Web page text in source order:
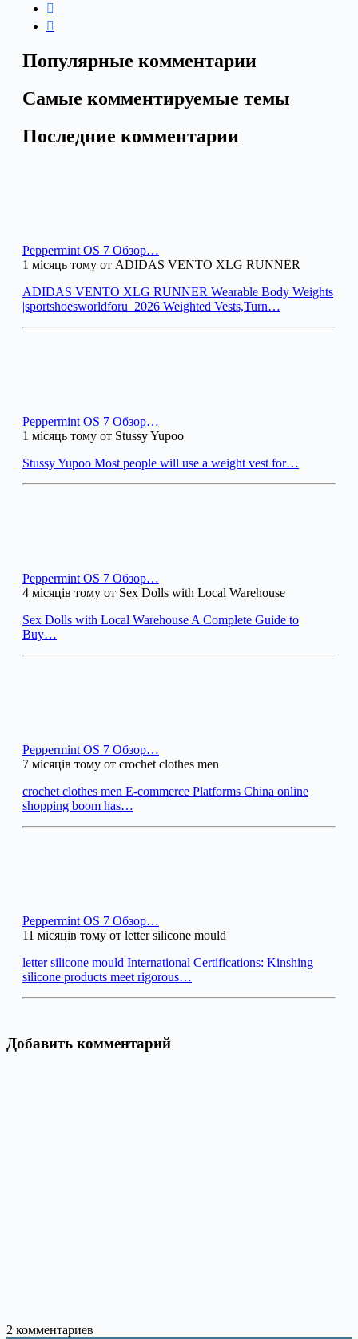
Популярные комментарии
Самые комментируемые темы
Последние комментарии
Peppermint OS 7 Обзор…
1 місяць тому от ADIDAS VENTO XLG RUNNER
ADIDAS VENTO XLG RUNNER Wearable Body Weights
|sportshoesworldforu_2026 Weighted Vests,Turn…
Peppermint OS 7 Обзор…
1 місяць тому от Stussy Yupoo
Stussy Yupoo Most people will use a weight vest for…
Peppermint OS 7 Обзор…
4 місяців тому от Sex Dolls with Local Warehouse
Sex Dolls with Local Warehouse A Complete Guide to
Buy…
Peppermint OS 7 Обзор…
7 місяців тому от crochet clothes men
crochet clothes men E-commerce Platforms China online
shopping boom has…
Peppermint OS 7 Обзор…
11 місяців тому от letter silicone mould
letter silicone mould International Certifications: Kinshing
silicone products meet rigorous…
Добавить комментарий
2 комментариев